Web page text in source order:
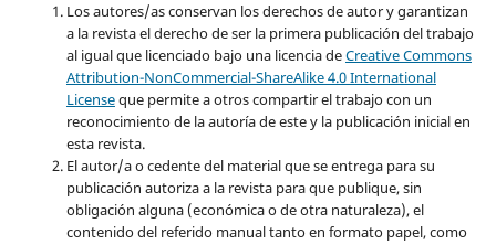
Los autores/as conservan los derechos de autor y garantizan
a la revista el derecho de ser la primera publicación del trabajo
al igual que licenciado bajo una licencia deCreative Commons
Attribution-NonCommercial-ShareAlike 4.0 International
Licenseque permite a otros compartir el trabajo con un
reconocimiento de la autoría de este y la publicación inicial en
esta revista.
El autor/a o cedente del material que se entrega para su
publicación autoriza a la revista para que publique, sin
obligación alguna (económica o de otra naturaleza), el
contenido del referido manual tanto en formato papel, como